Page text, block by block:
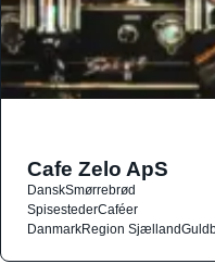
Cafe Zelo ApS
DanskSmørrebrød
SpisestederCaféer
DanmarkRegion Sjælland